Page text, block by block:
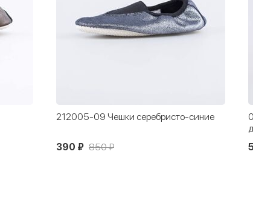
212005-09 Чешки серебристо-синие
390 ₽ 850 ₽